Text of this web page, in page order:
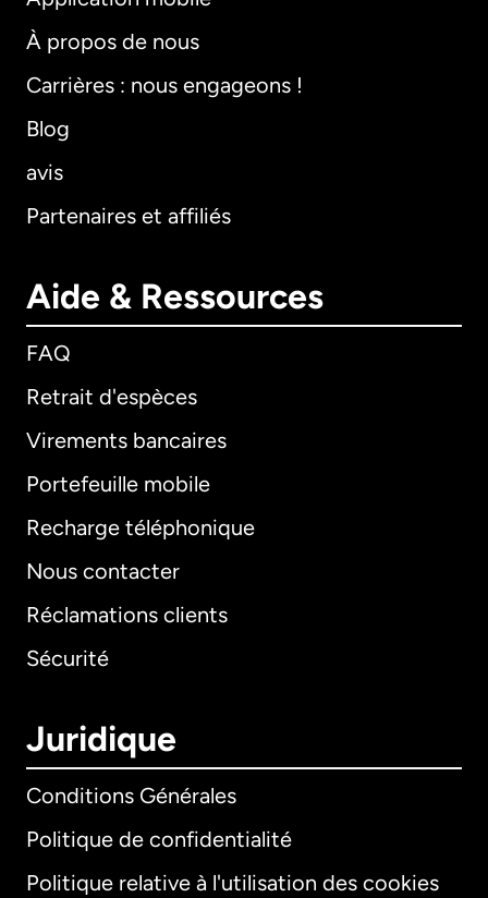
À propos de nous
Carrières : nous engageons !
Blog
avis
Partenaires et affiliés
Aide & Ressources
FAQ
Retrait d'espèces
Virements bancaires
Portefeuille mobile
Recharge téléphonique
Nous contacter
Réclamations clients
Sécurité
Juridique
Conditions Générales
Politique de confidentialité
Politique relative à l'utilisation des cookies